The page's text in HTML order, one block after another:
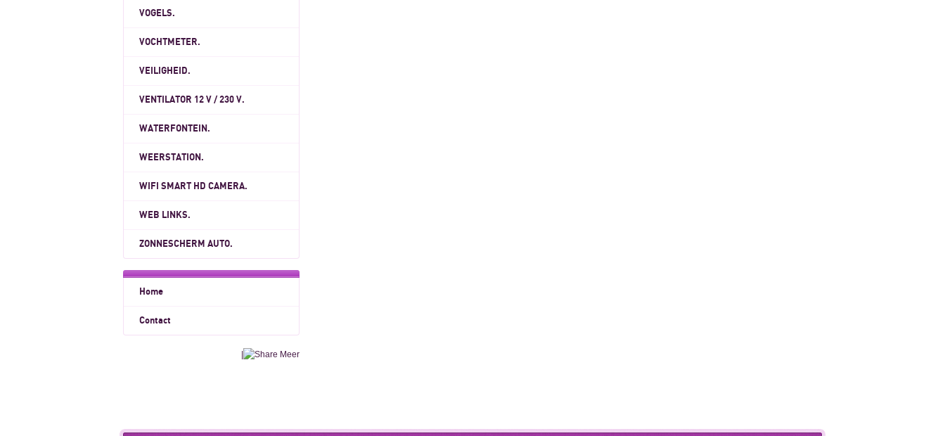
VOGELS.
VOCHTMETER.
VEILIGHEID.
VENTILATOR 12 V / 230 V.
WATERFONTEIN.
WEERSTATION.
WIFI SMART HD CAMERA.
WEB LINKS.
ZONNESCHERM AUTO.
Home
Contact
Meer